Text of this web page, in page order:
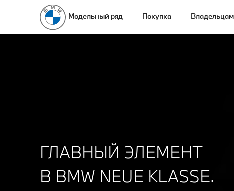
Модельный ряд Покупка Владельцам
ГЛАВНЫЙ ЭЛЕМЕНТ
В BMW NEUE KLASSE.